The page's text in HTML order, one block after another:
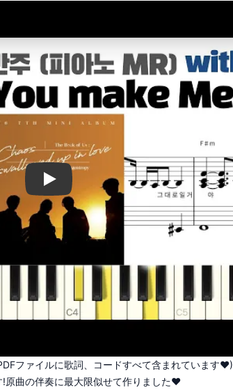
Play
ファイルに歌詞、コードすべて含まれています♥)
原曲の伴奏に最大限似せて作りました♥